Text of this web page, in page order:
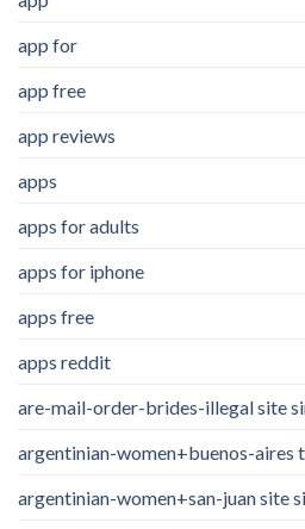
app for
app free
app reviews
apps
apps for adults
apps for iphone
apps free
apps reddit
are-mail-order-brides-illegal site
argentinian-women+buenos-aires
argentinian-women+san-juan site